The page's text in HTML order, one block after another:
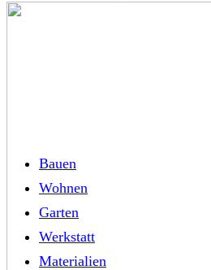
Bauen
Wohnen
Garten
Werkstatt
Materialien